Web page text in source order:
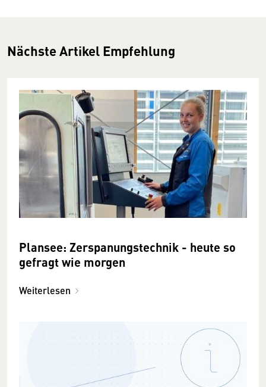
Nächste Artikel Empfehlung
Plansee: Zerspanungstechnik - heute so
gefragt wie morgen
Weiterlesen